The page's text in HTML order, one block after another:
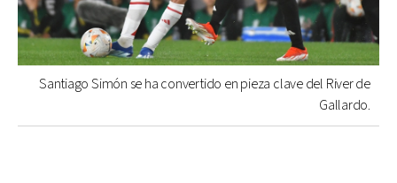
Santiago Simón se ha convertido en pieza clave del River de
Gallardo.